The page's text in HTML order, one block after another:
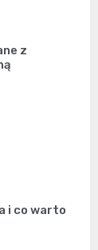
z
i co warto